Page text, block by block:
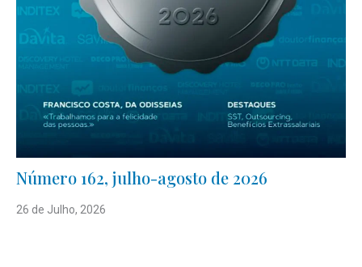
Número 162, julho-agosto de 2026
26 de Julho, 2026